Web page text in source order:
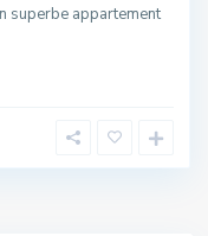
superbe appartement